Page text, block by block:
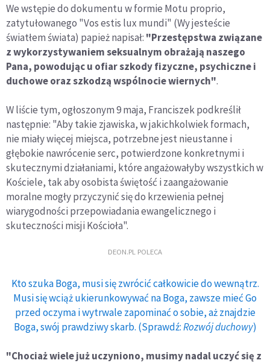
We wstępie do dokumentu w formie Motu proprio,
zatytułowanego "Vos estis lux mundi" (Wy jesteście
światłem świata) papież napisał: "Przestępstwa związane
z wykorzystywaniem seksualnym obrażają naszego
Pana, powodując u ofiar szkody fizyczne, psychiczne i
duchowe oraz szkodzą wspólnocie wiernych".
W liście tym, ogłoszonym 9 maja, Franciszek podkreślił
następnie: "Aby takie zjawiska, w jakichkolwiek formach,
nie miały więcej miejsca, potrzebne jest nieustanne i
głębokie nawrócenie serc, potwierdzone konkretnymi i
skutecznymi działaniami, które angażowałyby wszystkich w
Kościele, tak aby osobista świętość i zaangażowanie
moralne mogły przyczynić się do krzewienia pełnej
wiarygodności przepowiadania ewangelicznego i
skuteczności misji Kościoła".
DEON.PL POLECA
Kto szuka Boga, musi się zwrócić całkowicie do wewnątrz.
Musi się wciąż ukierunkowywać na Boga, zawsze mieć Go
przed oczyma i wytrwale zapominać o sobie, aż znajdzie
Boga, swój prawdziwy skarb. (Sprawdź:Rozwój duchowy)
"Chociaż wiele już uczyniono, musimy nadal uczyć się z